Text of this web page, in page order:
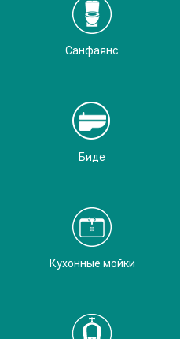
Санфаянс
Биде
Кухонные мойки